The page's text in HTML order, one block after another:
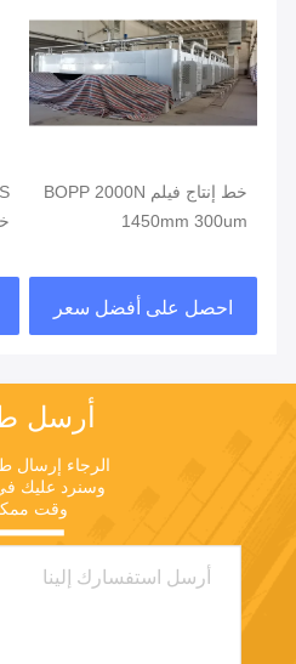
خط إنتاج فيلم BOPP 2000N
1450mm 300um
احصل على أفضل سعر
أرسل
وقت